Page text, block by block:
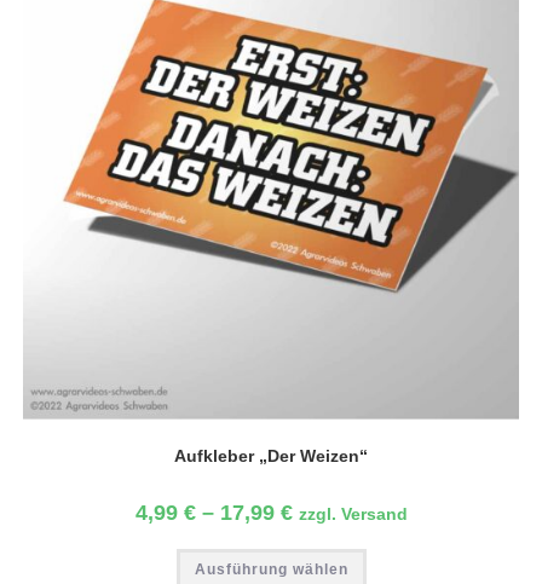
Aufkleber „Der Weizen“
4,99 €– 17,99 € zzgl. Versand
Ausführung wählen